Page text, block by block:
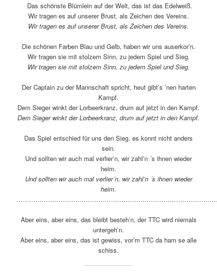
Das schönste Blümlein auf der Welt, das ist das Edelweiß.
Wir tragen es auf unserer Brust, als Zeichen des Vereins.
Wir tragen es auf unserer Brust, als Zeichen des Vereins.
Die schönen Farben Blau und Gelb, haben wir uns auserkor’n.
Wir tragen sie mit stolzem Sinn, zu jedem Spiel und Sieg.
Wir tragen sie mit stolzem Sinn, zu jedem Spiel und Sieg.
Der Captain zu der Mannschaft spricht, heut gibt’s ’nen harten
Kampf.
Dem Sieger winkt der Lorbeerkranz, drum auf jetzt in den Kampf.
Dem Sieger winkt der Lorbeerkranz, drum auf jetzt in den Kampf.
Das Spiel entschied für uns den Sieg, es konnt nicht anders
sein.
Und sollten wir auch mal verlier’n, wir zahl’n ´s ihnen wieder
heim.
Und sollten wir auch mal verlier´n, wir zahl’n ´s ihnen wieder
heim.
Aber eins, aber eins, das bleibt besteh’n, der TTC wird niemals
untergeh’n.
Aber eins, aber eins, das ist gewiss, vor’m TTC da ham se alle
schiss.